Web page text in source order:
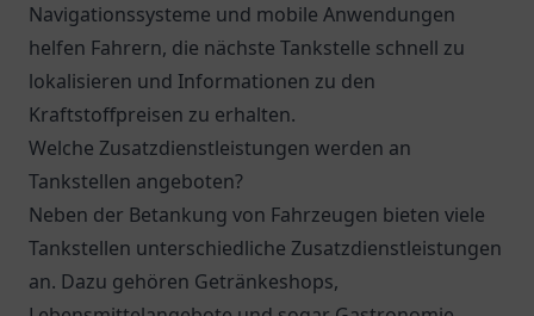
Navigationssysteme und mobile Anwendungen
helfen Fahrern, die nächste Tankstelle schnell zu
lokalisieren und Informationen zu den
Kraftstoffpreisen zu erhalten.
Welche Zusatzdienstleistungen werden an
Tankstellen angeboten?
Neben der Betankung von Fahrzeugen bieten viele
Tankstellen unterschiedliche Zusatzdienstleistungen
an. Dazu gehören Getränkeshops,